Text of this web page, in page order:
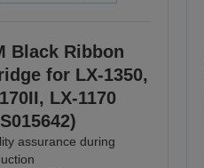
Black Ribbon
for LX-1350,
LX-1170
assurance during